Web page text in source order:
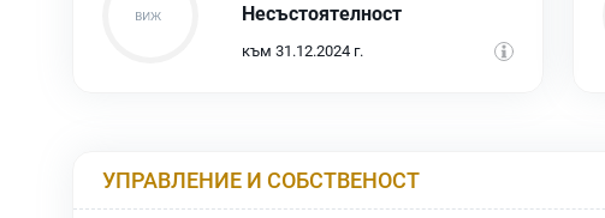
Несъстоятелност
към 31.12.2024 г.
УПРАВЛЕНИЕ И СОБСТВЕНОСТ